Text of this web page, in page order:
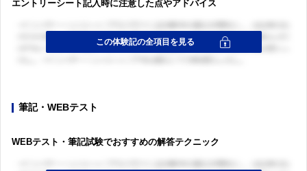
エントリーシート記入時に注意した点やアドバイス
筆記・WEBテスト
WEBテスト・筆記試験でおすすめの解答テクニック